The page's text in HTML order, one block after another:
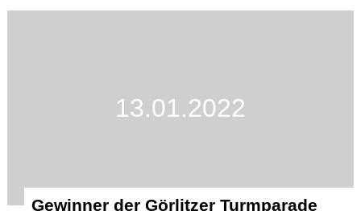
13.01.2022
Gewinner der Görlitzer Turmparade